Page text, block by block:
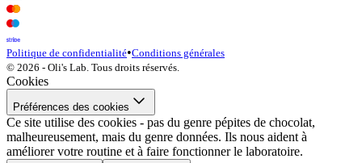
Politique de confidentialité•Conditions générales
© 2026 - Oli's Lab. Tous droits réservés.
Cookies
Préférences des cookies
Ce site utilise des cookies - pas du genre pépites de chocolat,
malheureusement, mais du genre données. Ils nous aident à
améliorer votre routine et à faire fonctionner le laboratoire.